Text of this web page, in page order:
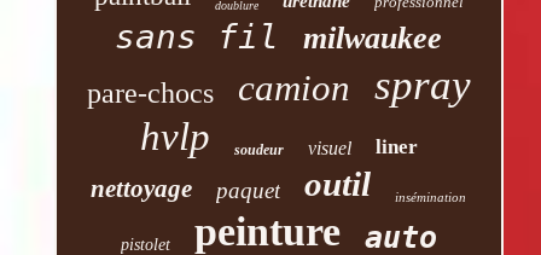
doublure
sans fil milwaukee
pare-chocs camion spray
hvlp soudeur visuel liner
nettoyage paquet outil insémination
pistolet peinture auto